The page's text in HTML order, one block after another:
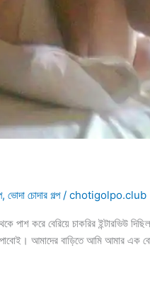
, ভোদা চোদার গল্প/ chotigolpo.club
করে বেরিয়ে চাকরির ইন্টারভিউ
আমাদের বাড়িতে আমি আমার এক